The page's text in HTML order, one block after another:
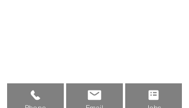
E: office@renofit.info